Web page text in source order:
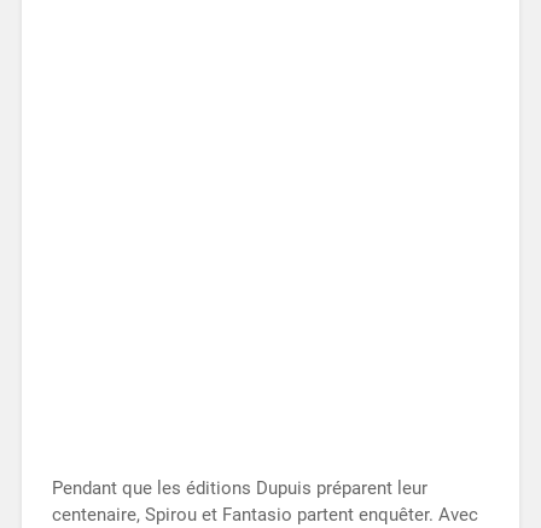
Pendant que les éditions Dupuis préparent leur
centenaire, Spirou et Fantasio partent enquêter. Avec